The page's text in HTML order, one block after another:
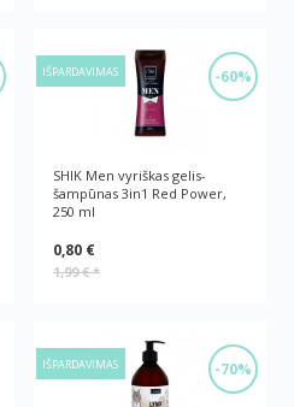
-60%
IŠPARDAVIMAS
SHIK Men vyriškas gelis-
šampūnas 3in1 Red Рower,
250 ml
0,80 €
1,99 €*
-70%
IŠPARDAVIMAS